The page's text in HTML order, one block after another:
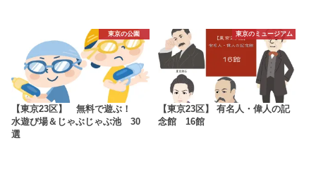
東京の公園
【東京23区】 無料で遊ぶ！
水遊び場＆じゃぶじゃぶ池 30
選
東京のミュージアム
【東京23区】 有名人・偉人の記
念館 16館